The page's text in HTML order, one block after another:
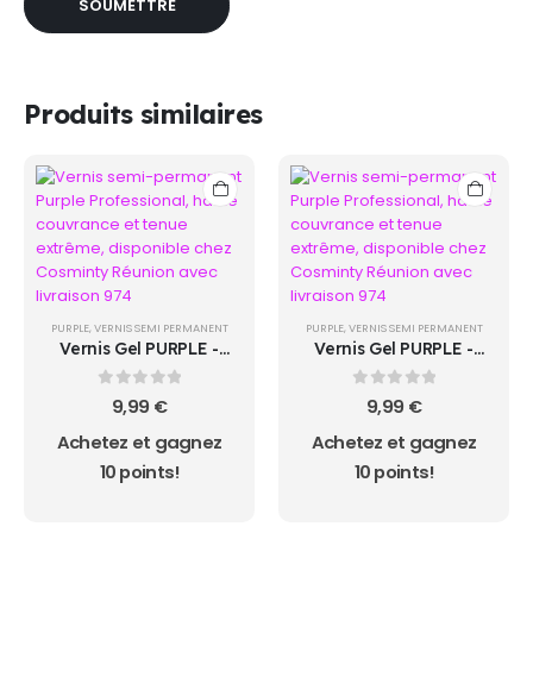
Produits similaires
PURPLE, VERNIS SEMI PERMANENT
Vernis Gel PURPLE -
P2280 - LOVE IS FATE -
sur 5
9,99 €
Achetez et gagnez
10 points!
PURPLE, VERNIS SEMI PERMANENT
Vernis Gel PURPLE -
P2303 - ALL I NEED IS
sur 5
9,99 €
Achetez et gagnez
10 points!